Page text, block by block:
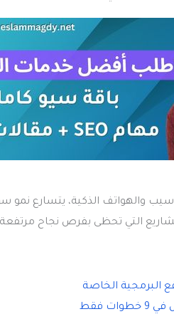
والهواتف الذكية، يتسارع
التي تحظى بفرص نجاح
البرمجية الخاصة